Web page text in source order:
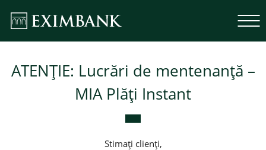
ATENȚIE: Lucrări de mentenanță –
MIA Plăți Instant
Stimați clienți,